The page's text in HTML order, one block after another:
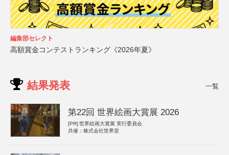
編集部セレクト
高額賞金コンテストランキング《2026年夏》
結果発表 一覧
第22回 世界絵画大賞展 2026
[PR] 世界絵画大賞展 実行委員会
共催：株式会社世界堂